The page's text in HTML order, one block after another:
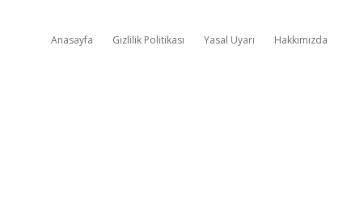
Anasayfa Gizlilik Politikası Yasal Uyarı Hakkımızda